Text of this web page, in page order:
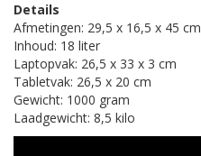
Details
Afmetingen: 29,5 x 16,5 x 45 cm
Inhoud: 18 liter
Laptopvak: 26,5 x 33 x 3 cm
Tabletvak: 26,5 x 20 cm
Gewicht: 1000 gram
Laadgewicht: 8,5 kilo